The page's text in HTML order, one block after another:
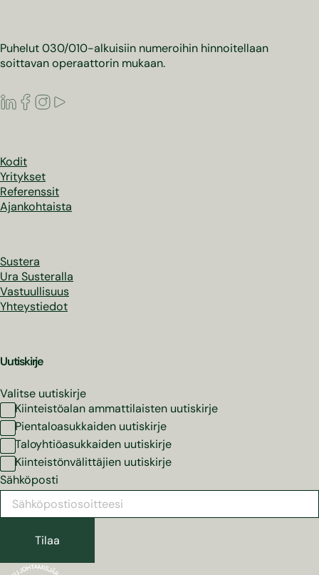
Puhelut 030/010-alkuisiin numeroihin hinnoitellaan
soittavan operaattorin mukaan.
LinkedIn
Facebook
Instagram
Kodit
Yritykset
Referenssit
Ajankohtaista
Sustera
Ura Susteralla
Vastuullisuus
Yhteystiedot
Uutiskirje
Valitse uutiskirje
Kiinteistöalan ammattilaisten uutiskirje
Pientaloasukkaiden uutiskirje
Taloyhtiöasukkaiden uutiskirje
Kiinteistönvälittäjien uutiskirje
Sähköposti